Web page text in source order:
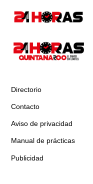
Directorio
Contacto
Aviso de privacidad
Manual de prácticas
Publicidad